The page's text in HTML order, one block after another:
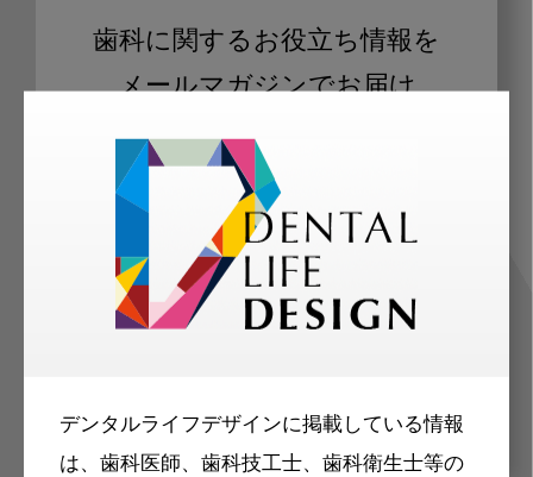
デンタルライフデザインに掲載している情報
は、歯科医師、歯科技工士、歯科衛生士等の
歯科に関するお役立ち情報を
メールマガジンでお届け
ご登録いただいた職種（歯科医師、歯
科衛生士、歯科技工士）に合わせた内
容のメールマガジンをお届けします。